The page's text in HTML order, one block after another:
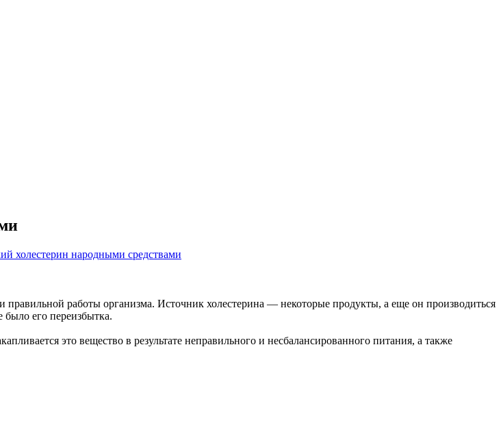
работы организма. Источник холестерина — некоторые продукты, а еще он производиться
его переизбытка.
это вещество в результате неправильного и несбалансированного питания, а также